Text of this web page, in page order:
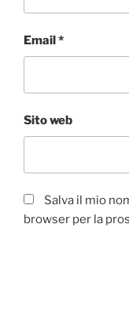
Email*
Sito web
Salva il mio
browser per la